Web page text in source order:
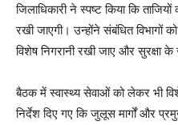
जिलाधिकारी ने स्पष्ट किया कि
रखी जाएगी। उन्होंने संबंधित विभागों
विशेष निगरानी रखी जाए और सुरक्षा
बैठक में स्वास्थ्य सेवाओं को लेकर भी
निर्देश दिए गए कि जुलूस मार्गों और